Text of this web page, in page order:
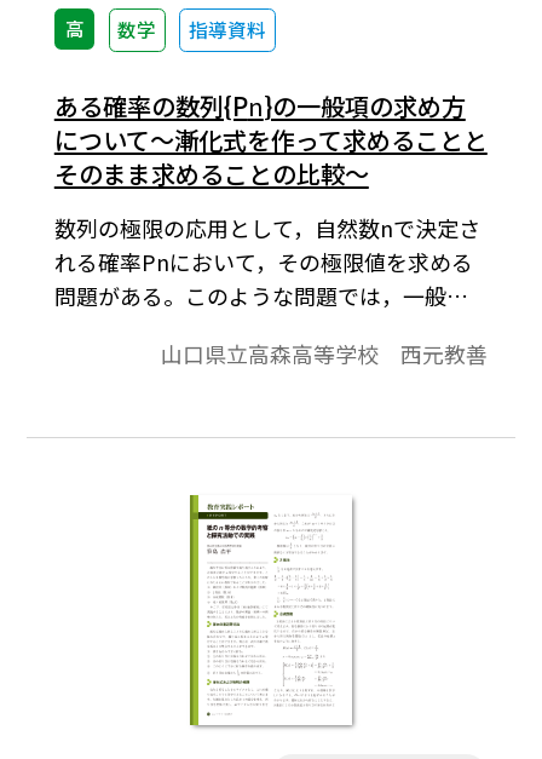
高 数学 指導資料
ある確率の数列{Pn}の一般項の求め方
について～漸化式を作って求めることと
そのまま求めることの比較～
数列の極限の応用として，自然数nで決定さ
れる確率Pnにおいて，その極限値を求める
問題がある。このような問題では，一般的
列{Pn}の一般項を求めることの方が生徒に
が難しいようである。それどころか，漸化
る。「なぜ漸化式という発想が必要なの
か」，また，「その漸化式をどのように作
るのか」について，生徒にとってわかりや
すい説明を試みたい。※文中の数式は，
「Tosho数式エディタ」で作成されていま
す。ワード文書で数式を正しく表示するため
には，「Tosho数式エディタ」が導入されて
いることが必要です。会員向け無償ダウンロ
山口県立高森高等学校 西元教善